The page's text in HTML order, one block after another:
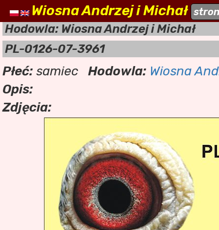
naszehodowle.pl
Wiosna Andrzej i Michał
Hodowla: Wiosna Andrzej i Michał
PL-0126-07-3961
Płeć: samiec Hodowla: Wiosna
Opis:
Zdjęcia: